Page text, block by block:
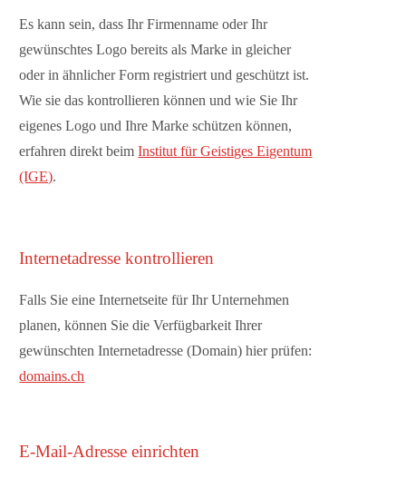
Es kann sein, dass Ihr Firmenname oder Ihr
gewünschtes Logo bereits als Marke in gleicher
oder in ähnlicher Form registriert und geschützt ist.
Wie sie das kontrollieren können und wie Sie Ihr
eigenes Logo und Ihre Marke schützen können,
erfahren direkt beimInstitut für Geistiges Eigentum
(IGE).
Internetadresse kontrollieren
Falls Sie eine Internetseite für Ihr Unternehmen
planen, können Sie die Verfügbarkeit Ihrer
gewünschten Internetadresse (Domain) hier prüfen:
domains.ch
E-Mail-Adresse einrichten